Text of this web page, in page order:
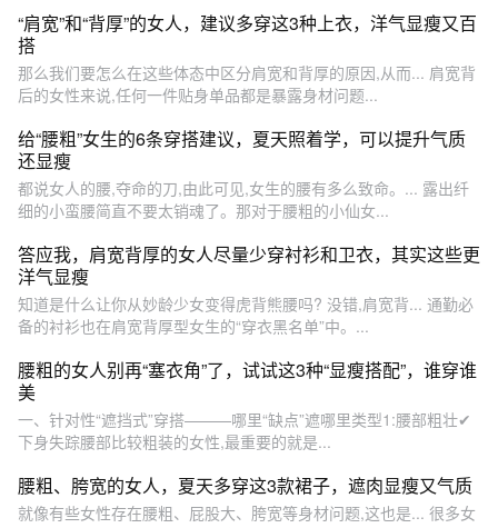
“肩宽”和“背厚”的女人，建议多穿这3种上衣，洋气显瘦又百
搭
那么我们要怎么在这些体态中区分肩宽和背厚的原因,从而... 肩宽背
后的女性来说,任何一件贴身单品都是暴露身材问题...
给“腰粗”女生的6条穿搭建议，夏天照着学，可以提升气质
还显瘦
都说女人的腰,夺命的刀,由此可见,女生的腰有多么致命。... 露出纤
细的小蛮腰简直不要太销魂了。那对于腰粗的小仙女...
答应我，肩宽背厚的女人尽量少穿衬衫和卫衣，其实这些更
洋气显瘦
知道是什么让你从妙龄少女变得虎背熊腰吗? 没错,肩宽背... 通勤必
备的衬衫也在肩宽背厚型女生的“穿衣黑名单”中。...
腰粗的女人别再“塞衣角”了，试试这3种“显瘦搭配”，谁穿谁
美
一、针对性“遮挡式”穿搭———哪里“缺点”遮哪里类型1:腰部粗壮✔
下身失踪腰部比较粗装的女性,最重要的就是...
腰粗、胯宽的女人，夏天多穿这3款裙子，遮肉显瘦又气质
就像有些女性存在腰粗、屁股大、胯宽等身材问题,这也是... 很多女